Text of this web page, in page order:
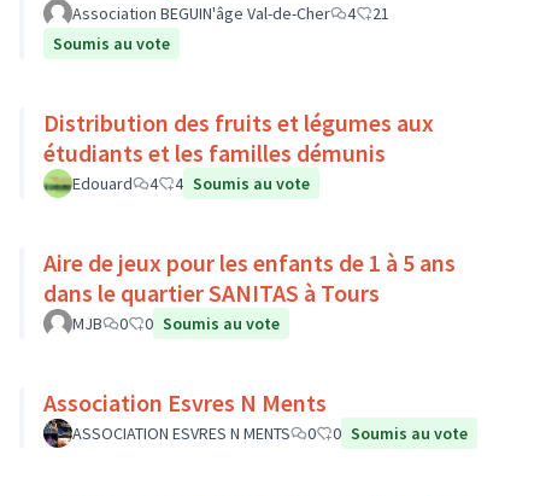
Association BEGUIN'âge Val-de-Cher 4
21
Soumis au vote
Distribution des fruits et légumes aux
étudiants et les familles démunis
Edouard 4 4 Soumis au vote
Aire de jeux pour les enfants de 1 à 5 ans
dans le quartier SANITAS à Tours
MJB 0 0 Soumis au vote
Association Esvres N Ments
ASSOCIATION ESVRES N MENTS 0 0 Soumis au vote